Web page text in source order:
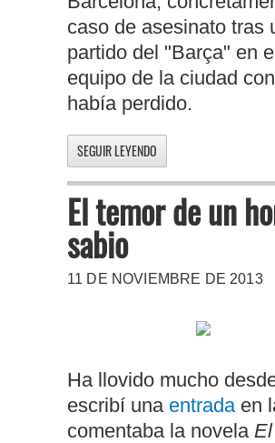
caso de asesinato tras
partido del "Barça" en
equipo de la ciudad
había perdido.
SEGUIR LEYENDO
El temor de un
sabio
11 DE NOVIEMBRE DE 2013
Ha llovido mucho
escribí una entrada en
comentaba la novela El